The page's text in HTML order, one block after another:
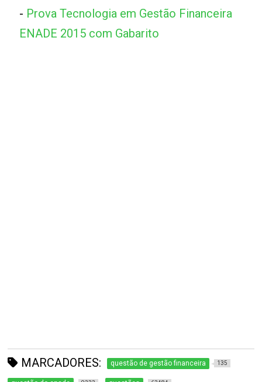
- Prova Tecnologia em Gestão Financeira
ENADE 2015 com Gabarito
MARCADORES: questão de gestão financeira 135